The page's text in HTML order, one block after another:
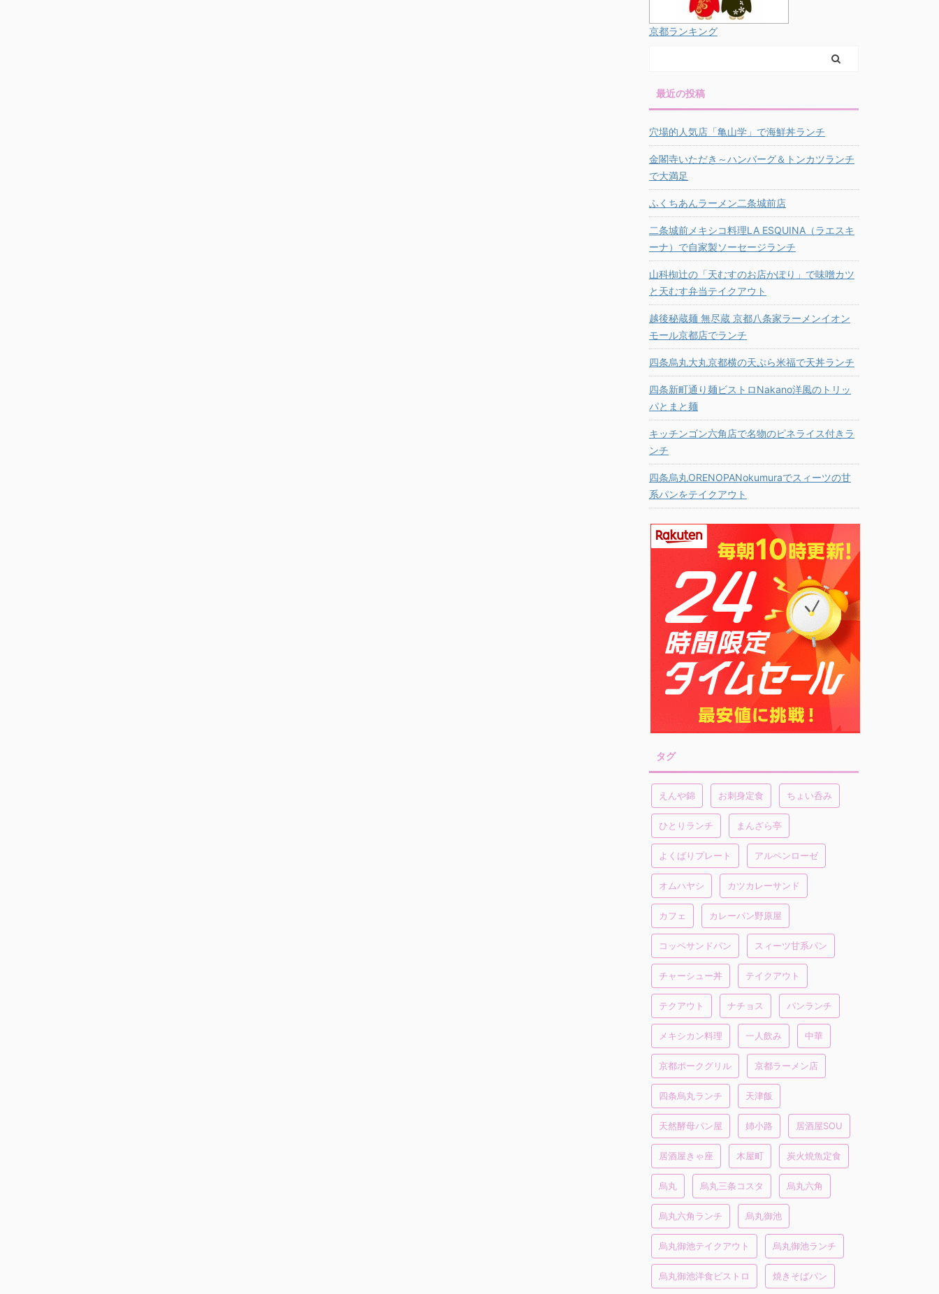
京都ランキング
最近の投稿
穴場的人気店「亀山学」で海鮮丼ランチ
金閣寺いただき～ハンバーグ＆トンカツランチ
で大満足
ふくちあんラーメン二条城前店
二条城前メキシコ料理LA ESQUINA（ラエスキ
ーナ）で自家製ソーセージランチ
山科椥辻の「天むすのお店かぽり」で味噌カツ
と天むす弁当テイクアウト
越後秘蔵麺 無尽蔵 京都八条家ラーメンイオン
モール京都店でランチ
四条烏丸大丸京都横の天ぷら米福で天丼ランチ
四条新町通り麺ビストロNakano洋風のトリッ
パとまと麺
キッチンゴン六角店で名物のピネライス付きラ
ンチ
四条烏丸ORENOPANokumuraでスィーツの甘
系パンをテイクアウト
タグ
えんや錦 お刺身定食 ちょい呑み
ひとりランチ まんざら亭
よくばりプレート アルペンローゼ
オムハヤシ カツカレーサンド
カフェ カレーパン野原屋
コッペサンドパン スィーツ甘系パン
チャーシュー丼 テイクアウト
テクアウト ナチョス パンランチ
メキシカン料理 一人飲み 中華
京都ポークグリル 京都ラーメン店
四条烏丸ランチ 天津飯
天然酵母パン屋 姉小路 居酒屋SOU
居酒屋きゃ座 木屋町 炭火焼魚定食
烏丸 烏丸三条コスタ 烏丸六角
烏丸六角ランチ 烏丸御池
烏丸御池テイクアウト 烏丸御池ランチ
烏丸御池洋食ビストロ 焼きそばパン